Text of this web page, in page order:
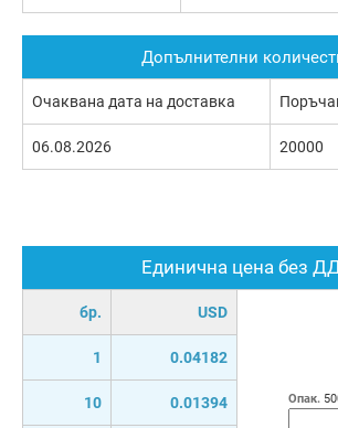
Единична цена без
бр. USD
1 0.04182
10 0.01394 Опак.
Допълнителни
Очаквана дата на доставка
06.08.2026 20000